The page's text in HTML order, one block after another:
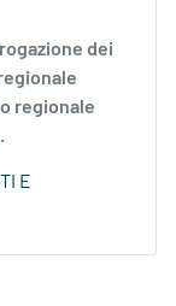
dei
regionale
E